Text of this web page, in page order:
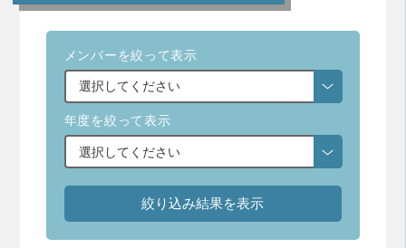
メンバーを絞って表示
年度を絞って表示